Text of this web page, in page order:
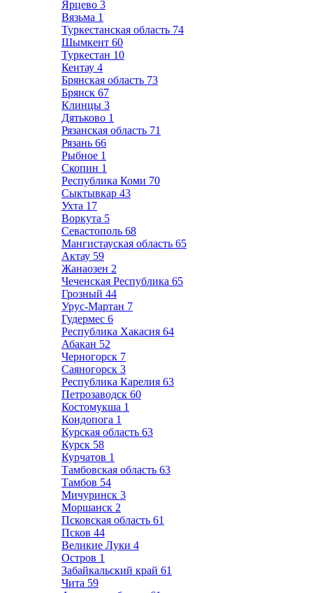
Ярцево 3
Вязьма 1
Туркестанская область 74
Шымкент 60
Туркестан 10
Кентау 4
Брянская область 73
Брянск 67
Клинцы 3
Дятьково 1
Рязанская область 71
Рязань 66
Рыбное 1
Скопин 1
Республика Коми 70
Сыктывкар 43
Ухта 17
Воркута 5
Севастополь 68
Мангистауская область 65
Актау 59
Жанаозен 2
Чеченская Республика 65
Грозный 44
Урус-Мартан 7
Гудермес 6
Республика Хакасия 64
Абакан 52
Черногорск 7
Саяногорск 3
Республика Карелия 63
Петрозаводск 60
Костомукша 1
Кондопога 1
Курская область 63
Курск 58
Курчатов 1
Тамбовская область 63
Тамбов 54
Мичуринск 3
Моршанск 2
Псковская область 61
Псков 44
Великие Луки 4
Остров 1
Забайкальский край 61
Чита 59